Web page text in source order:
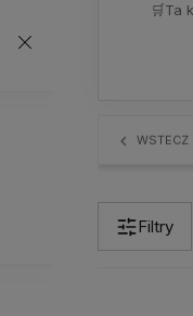
🛒Ta
WSTECZ
Filtry